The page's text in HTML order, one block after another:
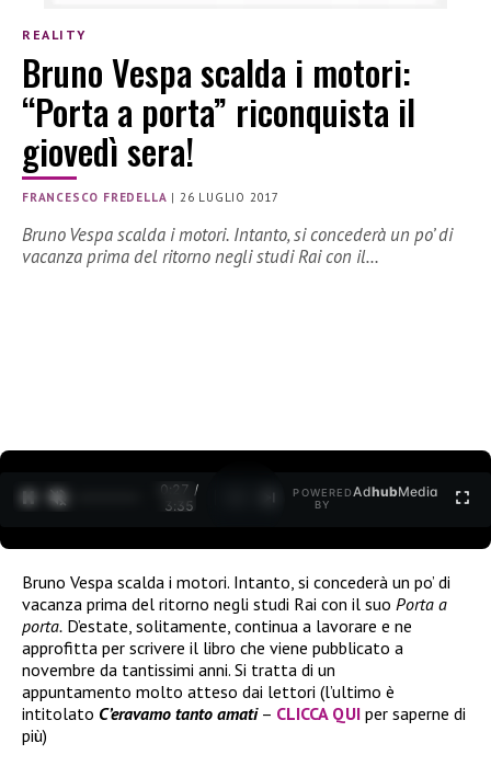
REALITY
Bruno Vespa scalda i motori:
“Porta a porta” riconquista il
giovedì sera!
FRANCESCO FREDELLA | 26 LUGLIO 2017
Bruno Vespa scalda i motori. Intanto, si concederà un po’ di
vacanza prima del ritorno negli studi Rai con il…
0:28 /
3:35
POWERED
BY
AdhubMedia
Bruno Vespa scalda i motori. Intanto, si concederà un po’ di
vacanza prima del ritorno negli studi Rai con il suo Porta a
porta. D’estate, solitamente, continua a lavorare e ne
approfitta per scrivere il libro che viene pubblicato a
novembre da tantissimi anni. Si tratta di un
appuntamento molto atteso dai lettori (l’ultimo è
intitolato C’eravamo tanto amati– CLICCA QUI per saperne di
più)